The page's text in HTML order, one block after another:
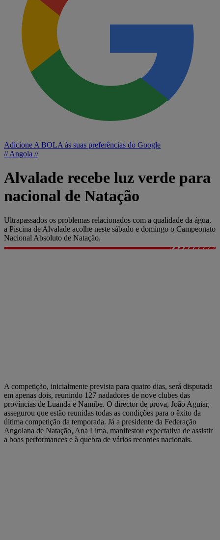
Adicione A BOLA às suas preferências do Google
// Angola //
Alvalade recebe luz verde para
nacional de Natação
Ultrapassados os problemas relacionados com a qualidade da água,
a Piscina de Alvalade acolhe neste sábado e domingo o Campeonato
Nacional Absoluto de Natação.
A competição, inicialmente prevista para quatro dias, será disputada
em apenas dois, reunindo 127 nadadores de nove clubes das
províncias de Luanda e Namibe. O director de prova, João Aguiar,
assegurou que estão reunidas todas as condições para o êxito da
última competição da temporada. Já a presidente da Federação
Angolana de Natação, Ana Lima, manifestou expectativa de assistir
a boas performances e à quebra de vários recordes nacionais.